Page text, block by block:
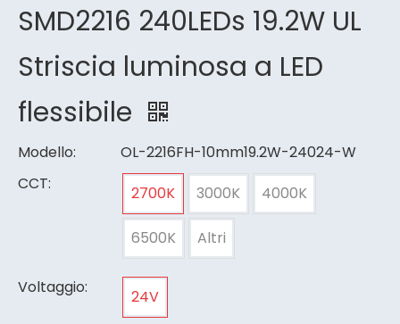
SMD2216 240LEDs 19.2W UL
Striscia luminosa a LED
flessibile
Modello:
OL-2216FH-10mm19.2W-24024-W
CCT:
2700K 3000K 4000K
6500K Altri
Voltaggio: 24V